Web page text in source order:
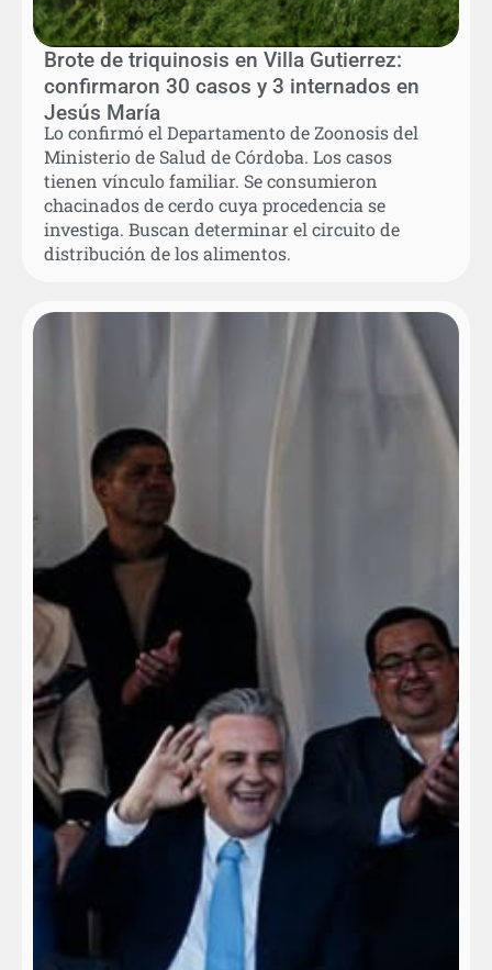
Brote de triquinosis en Villa Gutierrez:
confirmaron 30 casos y 3 internados en
Jesús María
Lo confirmó el Departamento de Zoonosis del
Ministerio de Salud de Córdoba. Los casos
tienen vínculo familiar. Se consumieron
chacinados de cerdo cuya procedencia se
investiga. Buscan determinar el circuito de
distribución de los alimentos.